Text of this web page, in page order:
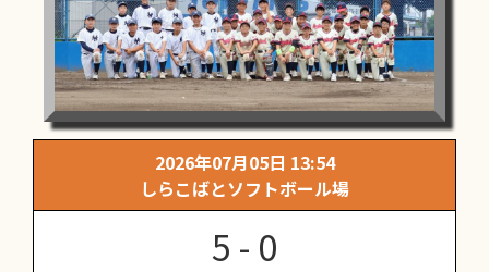
2026年07月05日 13:54
しらこばとソフトボール場
5 - 0